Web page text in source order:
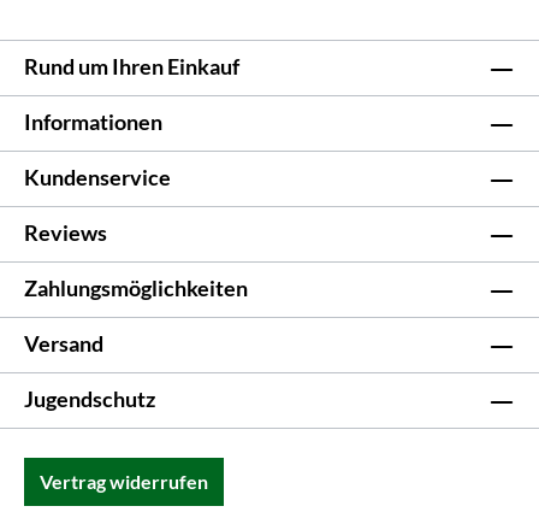
Rund um Ihren Einkauf
Informationen
Kundenservice
Reviews
Zahlungsmöglichkeiten
Versand
Jugendschutz
Vertrag widerrufen